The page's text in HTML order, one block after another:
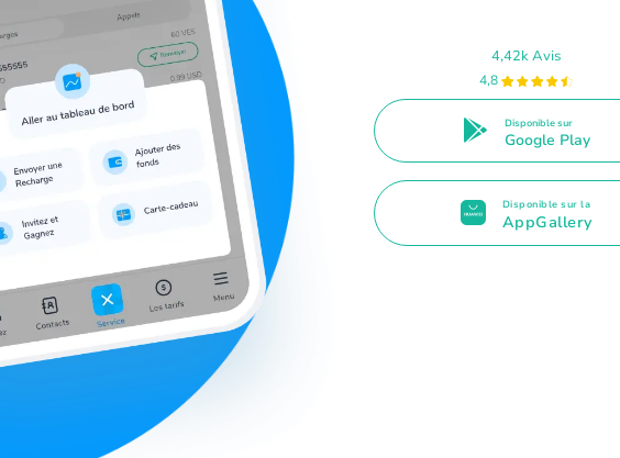
4,42k Avis
4,8
Disponible sur
Google Play
Disponible sur la
AppGallery